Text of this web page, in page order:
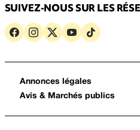
SUIVEZ-NOUS SUR LES
Annonces légales
Avis & Marchés publics